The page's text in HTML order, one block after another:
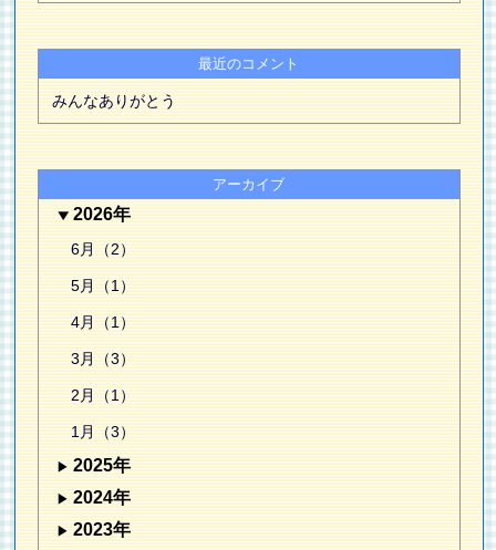
最近のコメント
みんなありがとう
アーカイブ
2026年
6月（2）
5月（1）
4月（1）
3月（3）
2月（1）
1月（3）
2025年
2024年
2023年